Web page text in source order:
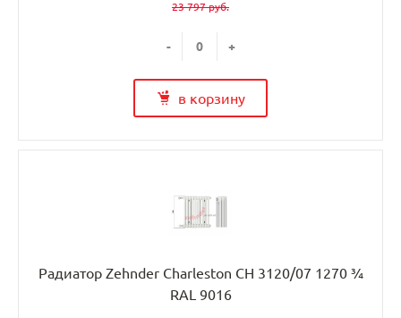
23 797 руб.
- +
в корзину
Радиатор Zehnder Charleston CH 3120/07 1270 ¾
RAL 9016